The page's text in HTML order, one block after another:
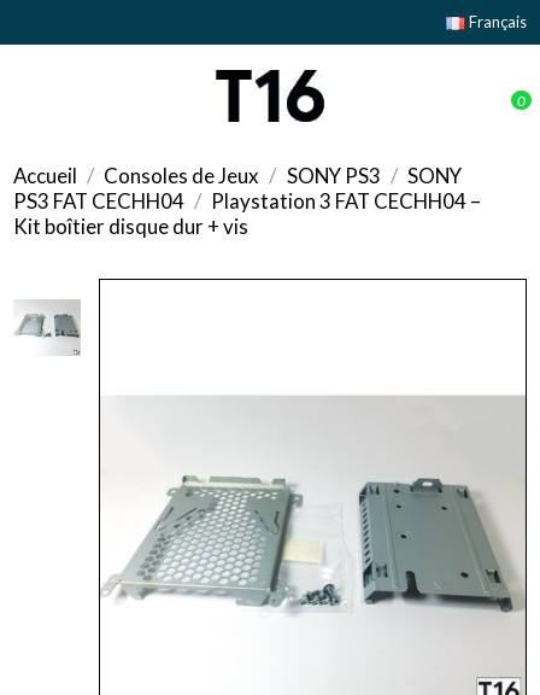
Français
0
Accueil Consoles de Jeux SONY PS3
SONY
PS3 FAT CECHH04
Playstation 3 FAT CECHH04 –
Kit boîtier disque dur + vis